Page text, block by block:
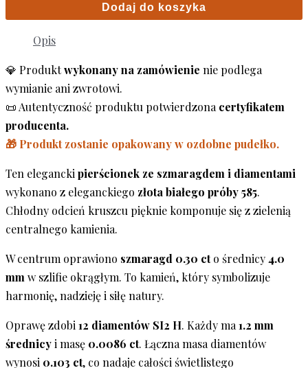
Dodaj do koszyka
Opis
💎 Produktwykonany na zamówienie nie podlega
wymianie ani zwrotowi.
📜 Autentyczność produktu potwierdzona certyfikatem
producenta.
🎁 Produkt zostanie opakowany w ozdobne pudełko.
Ten elegancki pierścionek ze szmaragdem i diamentami
wykonano z eleganckiego złota białego próby 585.
Chłodny odcień kruszcu pięknie komponuje się z zielenią
centralnego kamienia.
W centrum oprawiono szmaragd 0.30 cto średnicy 4.0
mm w szlifie okrągłym. To kamień, który symbolizuje
harmonię, nadzieję i siłę natury.
Oprawę zdobi 12 diamentów SI2 H. Każdy ma 1.2 mm
średnicyi masę 0.0086 ct. Łączna masa diamentów
wynosi 0.103 ct, co nadaje całości świetlistego